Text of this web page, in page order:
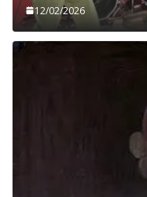
12/02/2026